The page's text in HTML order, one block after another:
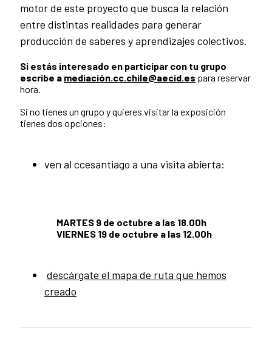
motor de este proyecto que busca la relación
entre distintas realidades para generar
producción de saberes y aprendizajes colectivos.
Si estás interesado en participar con tu grupo
escribe a mediación.cc.chile@aecid.es para reservar
hora.
Si no tienes un grupo y quieres visitar la exposición
tienes dos opciones:
ven al ccesantiago a una visita abierta:
MARTES 9 de octubre a las 18.00h
VIERNES 19 de octubre a las 12.00h
descárgate el mapa de ruta que hemos
creado